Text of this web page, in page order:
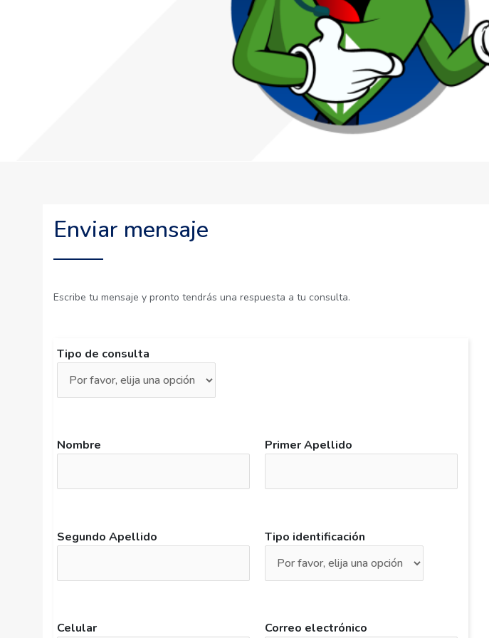
Enviar mensaje
Escribe tu mensaje y pronto tendrás una respuesta a tu consulta.
Tipo de consulta
Nombre Primer Apellido
Segundo Apellido Tipo identificación
Celular Correo electrónico